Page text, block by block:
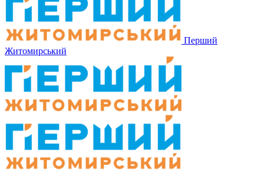
Перший
Житомирський